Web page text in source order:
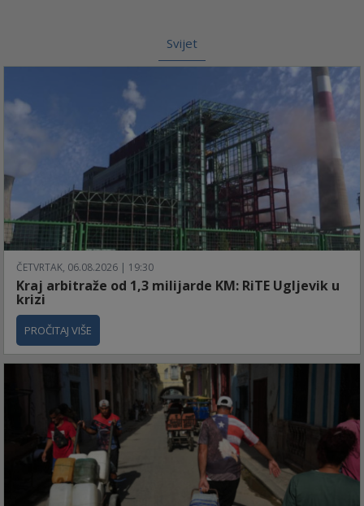
Svijet
ČETVRTAK, 06.08.2026 | 19:30
Kraj arbitraže od 1,3 milijarde KM: RiTE Ugljevik u
krizi
PROČITAJ VIŠE